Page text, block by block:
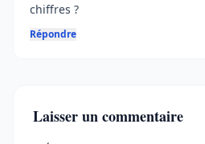
chiffres ?
Répondre
Laisser un commentaire